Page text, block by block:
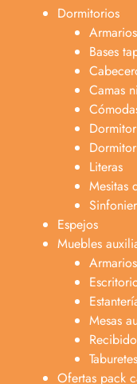
Dormitorios
Armarios
Bases
Camas
Literas
Mesitas
Espejos
Muebles
Mesas
Taburetes
Ofertas pack